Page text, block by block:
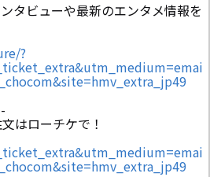
タビューや最新のエンタメ情報を
?
はローチケで！